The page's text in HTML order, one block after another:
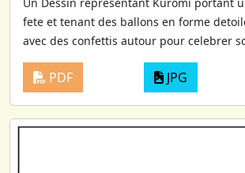
fete et tenant des ballons en forme
avec des confettis autour pour celebrer
PDF JPG